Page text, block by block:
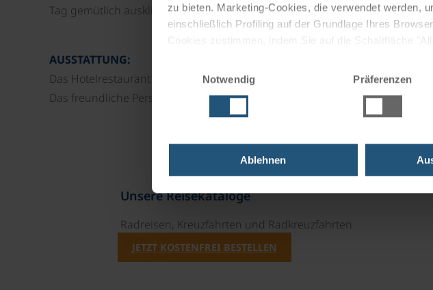
zu bieten. Marketing-Cookies, die verwendet werden,
einschließlich Profiling auf der Grundlage Ihres
Impressum Datenschutz
Notwendig
Präferenzen
Ablehnen
Tag gemütlich ausklingen zu lassen.
AUSSTATTUNG:
Das Hotelrestaurant und die große Terrasse steht Ihnen für einen
Das freundliche Personal wird Ihren Aufenthalt angenehm und
Unsere Reisekataloge
Radreisen, Kreuzfahrten und Radkreuzfahrten
JETZT KOSTENFREI BESTELLEN